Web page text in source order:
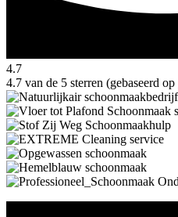
4.7
4.7 van de 5 sterren (gebaseerd op